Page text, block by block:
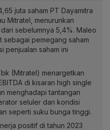
juta saham PT Dayamitra
Mitratel, menurunkan
sebelumnya 5,4%. Maleo
sebagai pemegang saham
penjualan saham ini
(Mitratel) menargetkan
di kisaran high single
menghadapi tantangan
seluler dan kondisi
seperti suku bunga tinggi.
positif di tahun 2023